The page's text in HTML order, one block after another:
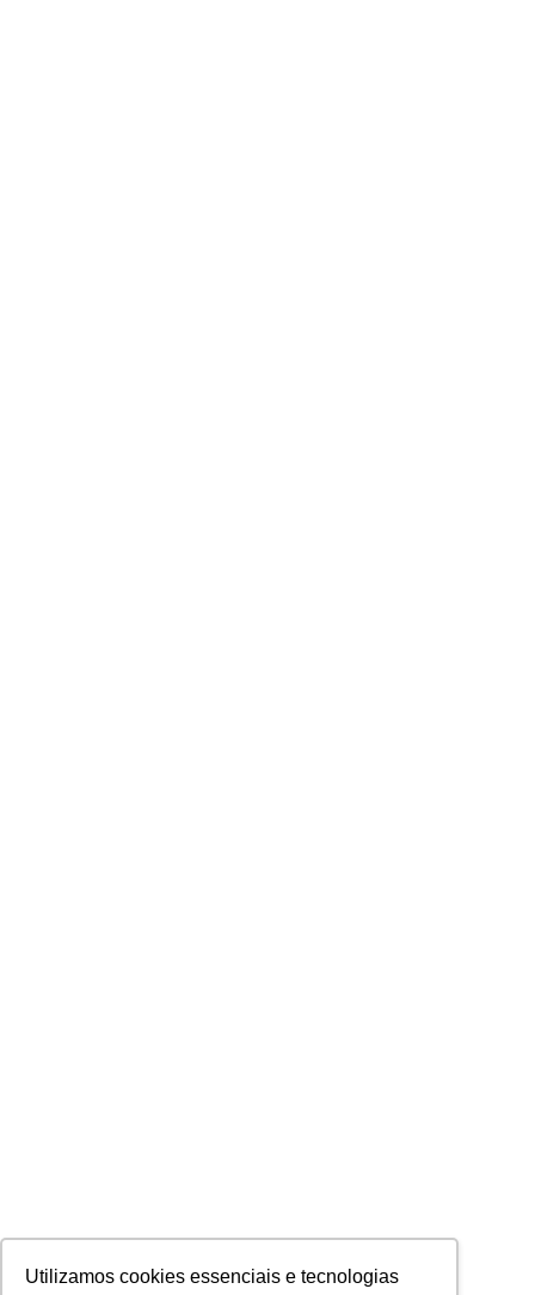
Utilizamos cookies essenciais e tecnologias